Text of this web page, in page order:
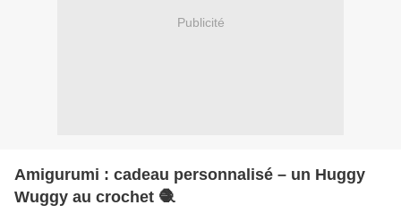
Publicité
Amigurumi : cadeau personnalisé – un Huggy
Wuggy au crochet 🧶